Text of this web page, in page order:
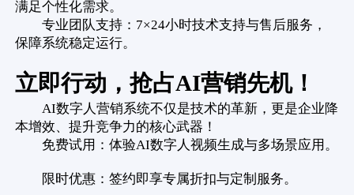
满足个性化需求。
专业团队支持：7×24小时技术支持与售后服务，
保障系统稳定运行。
立即行动，抢占AI营销先机！
AI数字人营销系统不仅是技术的革新，更是企业降
本增效、提升竞争力的核心武器！
免费试用：体验AI数字人视频生成与多场景应用。
限时优惠：签约即享专属折扣与定制服务。